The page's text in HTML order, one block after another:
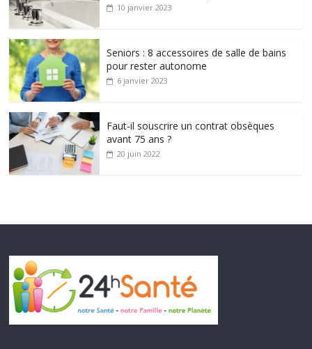
10 janvier 2023
Seniors : 8 accessoires de salle de bains
pour rester autonome
6 janvier 2023
Faut-il souscrire un contrat obsèques
avant 75 ans ?
20 juin 2022